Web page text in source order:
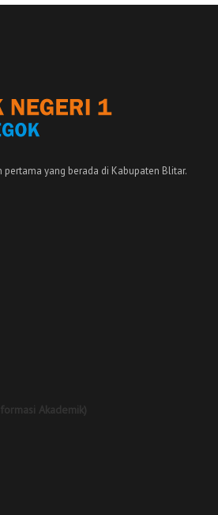
yang berada di Kabupaten Blitar.
Akademik)